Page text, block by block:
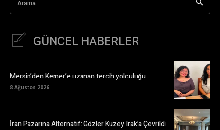
Arama
GÜNCEL HABERLER
Mersin’den Kemer’e uzanan tercih yolculuğu
8 Ağustos 2026
İran Pazarına Alternatif: Gözler Kuzey Irak’a Çevrildi